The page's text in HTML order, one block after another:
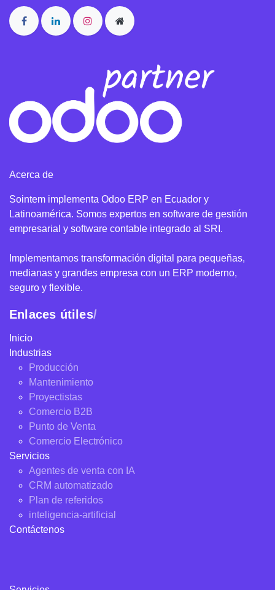
Acerca de
Sointem implementa Odoo ERP en Ecuador y
Latinoamérica. Somos expertos en software de gestión
empresarial y software contable integrado al SRI.
Implementamos transformación digital para pequeñas,
medianas y grandes empresa con un ERP moderno,
seguro y flexible.
Enlaces útiles/
Inicio
Industrias
Producción
Mantenimiento
Proyectistas
Comercio B2B
Punto de Venta
Comercio Electrónico
Servicios
Agentes de venta con IA
CRM automatizado
Plan de referidos
inteligencia-artificial
Contáctenos